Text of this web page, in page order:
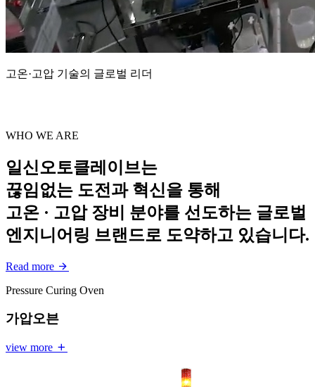
고온·고압 기술의 글로벌 리더
WHO WE ARE
일신오토클레이브는
끊임없는 도전과 혁신을 통해
고온 · 고압 장비 분야를 선도하는 글로벌
엔지니어링 브랜드로 도약하고 있습니다.
Read more
Pressure Curing Oven
가압오븐
view more